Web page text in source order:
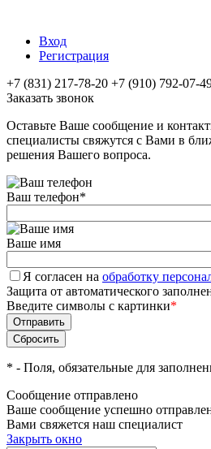
Вход
Регистрация
+7 (831) 217-78-20 +7 (910) 792-07-
Заказать звонок
Оставьте Ваше сообщение и
специалисты свяжутся с Вами в
решения Вашего вопроса.
Ваш телефон*
Ваше имя
Я согласен на обработку
Защита от автоматического
Введите символы с картинки*
* - Поля, обязательные для
Сообщение отправлено
Ваше сообщение успешно
Вами свяжется наш специалист
Закрыть окно